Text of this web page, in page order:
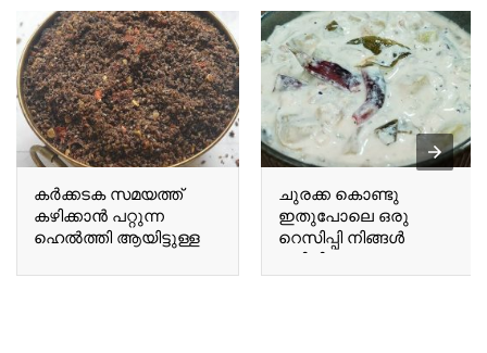
കർക്കടക സമയത്ത്
കഴിക്കാൻ പറ്റുന്ന
ഹെൽത്തി ആയിട്ടുള്ള
suitable for
ചുരക്ക കൊണ്ടു
ഇതുപോലെ ഒരു
റെസിപ്പി നിങ്ങൾ
കഴിച്ചിട്ടുണ്ടോ Have you
ever tried a recipe like